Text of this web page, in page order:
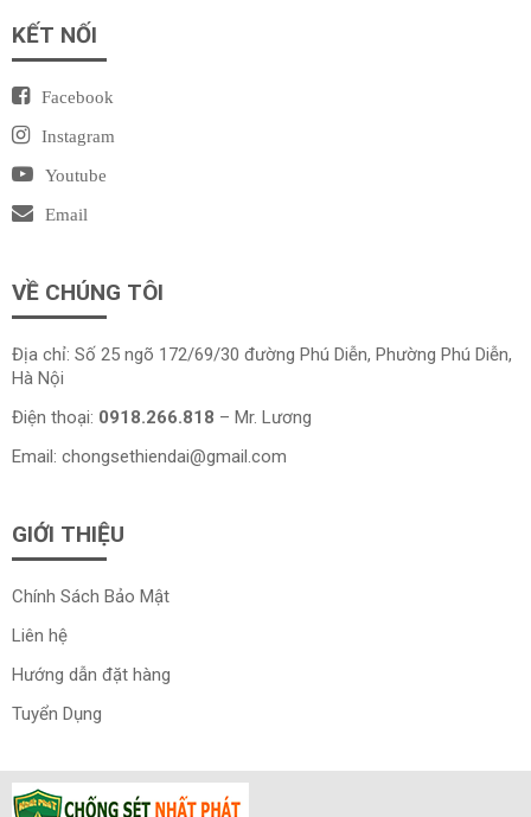
KẾT NỐI
Facebook
Instagram
Youtube
Email
VỀ CHÚNG TÔI
Địa chỉ: Số 25 ngõ 172/69/30 đường Phú Diễn, Phường Phú Diễn,
Hà Nội
Điện thoại: 0918.266.818 – Mr. Lương
Email: chongsethiendai@gmail.com
GIỚI THIỆU
Chính Sách Bảo Mật
Liên hệ
Hướng dẫn đặt hàng
Tuyển Dụng